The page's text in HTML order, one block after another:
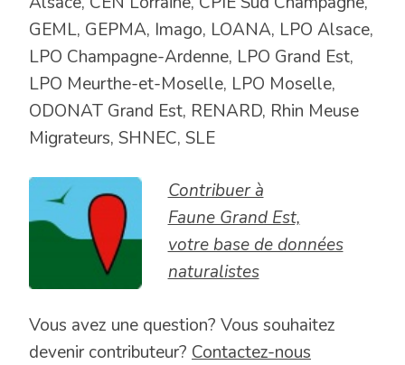
GEML, GEPMA, Imago, LOANA, LPO Alsace,
LPO Champagne-Ardenne, LPO Grand Est,
LPO Meurthe-et-Moselle, LPO Moselle,
ODONAT Grand Est, RENARD, Rhin Meuse
Migrateurs, SHNEC, SLE
Contribuer à
Faune Grand Est,
votre base de données
naturalistes
Vous avez une question? Vous souhaitez
devenir contributeur? Contactez-nous